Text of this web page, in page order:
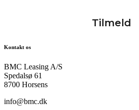
Kontakt os
BMC Leasing A/S
Spedalsø 61
8700 Horsens
info@bmc.dk